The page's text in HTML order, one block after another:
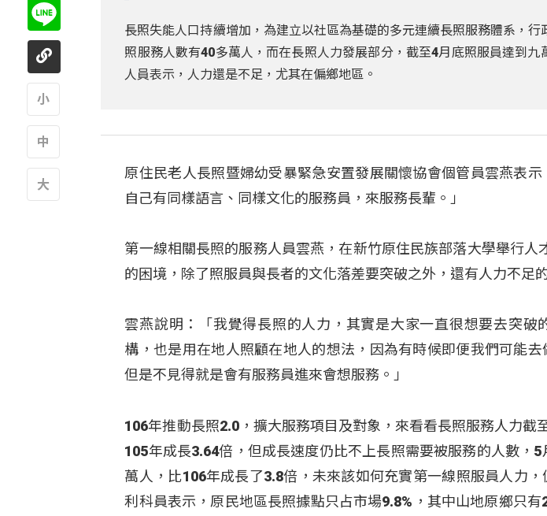
長照失能人口持續增加，為建立以社區為基礎的多元連續長照服務體系，
照服務人數有40多萬人，而在長照人力發展部分，截至4月底照服員達到
人員表示，人力還是不足，尤其在偏鄉地區。
原住民老人長照暨婦幼受暴緊急安置發展關懷協會個管員雲燕表
自己有同樣語言、同樣文化的服務員，來服務長輩。」
第一線相關長照的服務人員雲燕，在新竹原住民族部落大學舉行人
的困境，除了照服員與長者的文化落差要突破之外，還有人力不足
雲燕說明：「我覺得長照的人力，其實是大家一直很想要去突破
構，也是用在地人照顧在地人的想法，因為有時候即便我們可能去
但是不見得就是會有服務員進來會想服務。」
106年推動長照2.0，擴大服務項目及對象，來看看長照服務人力截
105年成長3.64倍，但成長速度仍比不上長照需要被服務的人數，
萬人，比106年成長了3.8倍，未來該如何充實第一線照服員人力
利科員表示，原民地區長照據點只占市場9.8%，其中山地原鄉只